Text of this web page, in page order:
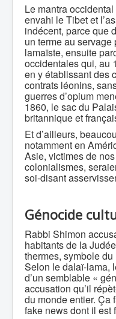
Le mantra
envahi le Tibet et
indécent, parce que
un terme au
lamaïste, ensuite
occidentales qui, au
en y établissant des
contrats léonins,
guerres d’opium
1860, le sac du
britannique et
Et d’ailleurs,
notamment en
Asie, victimes de
colonialismes,
soi-disant
Génocide
Rabbi Shimon
habitants de la
thermes, symbole
Selon le dalaï-lama,
d’un semblable «
accusation qu’il
du monde entier. Ça
fake news dont il est